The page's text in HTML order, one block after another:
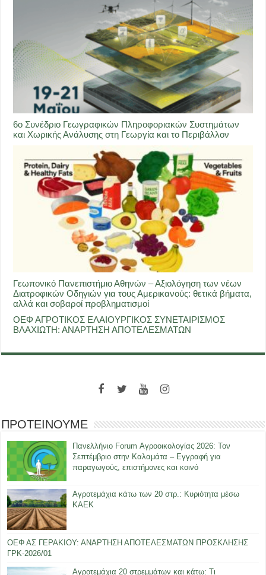
6ο Συνέδριο Γεωγραφικών Πληροφοριακών Συστημάτων
και Χωρικής Ανάλυσης στη Γεωργία και το Περιβάλλον
Γεωπονικό Πανεπιστήμιο Αθηνών – Αξιολόγηση των νέων
Διατροφικών Οδηγιών για τους Αμερικανούς: θετικά βήματα,
αλλά και σοβαροί προβληματισμοί
ΟΕΦ ΑΓΡΟΤΙΚΟΣ ΕΛΑΙΟΥΡΓΙΚΟΣ ΣΥΝΕΤΑΙΡΙΣΜΟΣ
ΒΛΑΧΙΩΤΗ: ΑΝΑΡΤΗΣΗ ΑΠΟΤΕΛΕΣΜΑΤΩΝ
ΠΡΟΤΕΙΝΟΥΜΕ
Πανελλήνιο Forum Αγροοικολογίας 2026: Τον
Σεπτέμβριο στην Καλαμάτα – Εγγραφή για
παραγωγούς, επιστήμονες και κοινό
Αγροτεμάχια κάτω των 20 στρ.: Κυριότητα μέσω
ΚΑΕΚ
ΟΕΦ ΑΣ ΓΕΡΑΚΙΟΥ: ΑΝΑΡΤΗΣΗ ΑΠΟΤΕΛΕΣΜΑΤΩΝ ΠΡΟΣΚΛΗΣΗΣ
ΓΡΚ-2026/01
Αγροτεμάχια 20 στρεμμάτων και κάτω: Τι